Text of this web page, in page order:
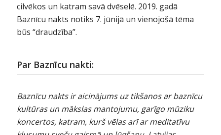
cilvēkos un katram savā dvēselē. 2019. gadā
Baznīcu nakts notiks 7. jūnijā un vienojošā tēma
būs “draudzība”.
Par Baznīcu nakti:
Baznīcu nakts ir aicinājums uz tikšanos ar baznīcu
kultūras un mākslas mantojumu, garīgo mūziku
koncertos, katram, kurš vēlas arī ar meditatīvu